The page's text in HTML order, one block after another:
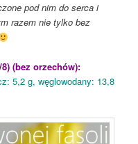
pod nim do serca i
razem nie tylko bez
(bez orzechów):
5,2 g, węglowodany: 13,8